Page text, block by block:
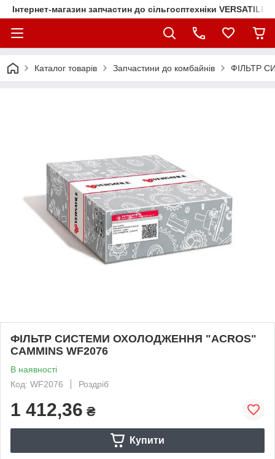
Інтернет-магазин запчастин до сільгосптехніки VERSATILE
Каталог товарів Запчастини до комбайнів ФІЛЬТР
ФІЛЬТР СИСТЕМИ ОХОЛОДЖЕННЯ "ACROS"
CAMMINS WF2076
В наявності
Код: WF2076
Роздріб
1 412,36 ₴
Купити